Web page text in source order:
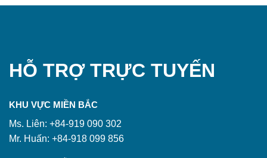
HỖ TRỢ TRỰC TUYẾN
KHU VỰC MIỀN BẮC
Ms. Liên: +84-919 090 302
Mr. Huấn: +84-918 099 856